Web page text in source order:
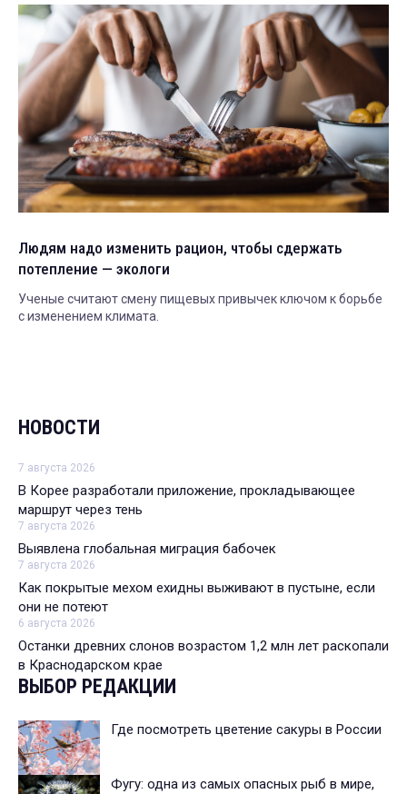
Людям надо изменить рацион, чтобы сдержать
потепление — экологи
Ученые считают смену пищевых привычек ключом к борьбе
с изменением климата.
НОВОСТИ
7 августа 2026
В Корее разработали приложение, прокладывающее
маршрут через тень
7 августа 2026
Выявлена глобальная миграция бабочек
7 августа 2026
Как покрытые мехом ехидны выживают в пустыне, если
они не потеют
6 августа 2026
Останки древних слонов возрастом 1,2 млн лет раскопали
в Краснодарском крае
ВЫБОР РЕДАКЦИИ
Где посмотреть цветение сакуры в России
Фугу: одна из самых опасных рыб в мире,